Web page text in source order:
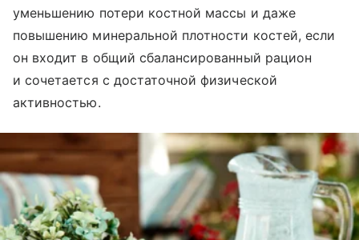
уменьшению потери костной массы и даже
повышению минеральной плотности костей, если
он входит в общий сбалансированный рацион
и сочетается с достаточной физической
активностью.